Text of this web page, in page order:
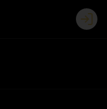
Login